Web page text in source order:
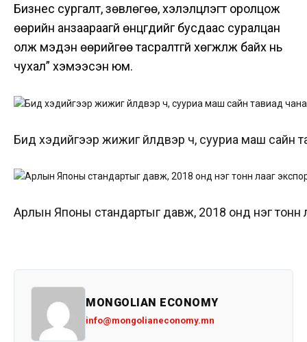
Бизнес сургалт, зөвлөгөө, хэлэлцүүлэгт оролцож
өөрийн анзаараагүй өнцгүүдийг бусдаас суралцан
олж мэдэн өөрийгөө тасралтгүй хөгжүүлж байх нь
чухал” хэмээсэн юм.
Бид хэдийгээр жижиг үйлдвэр ч, сууриа маш сайн
Арлын Японы стандартыг давж, 2018 онд нэг тонн
MONGOLIAN ECONOMY
info@mongolianeconomy.mn